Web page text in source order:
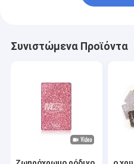
Συνιστώμενα Προϊόντα